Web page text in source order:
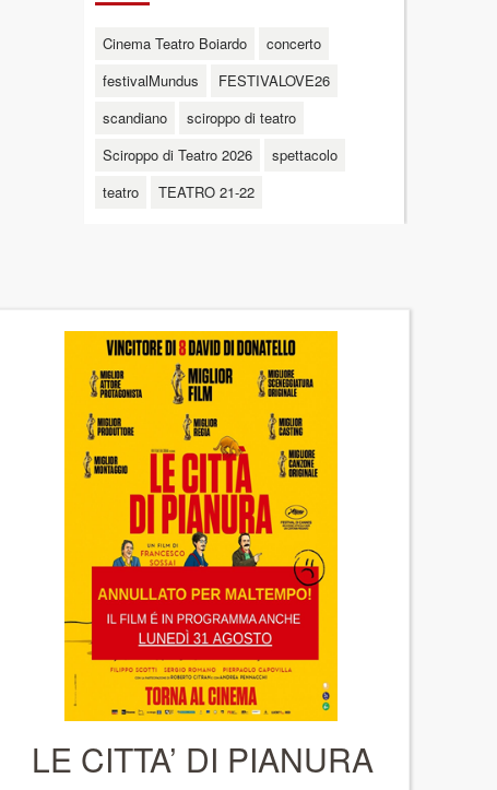
Cinema Teatro Boiardo
concerto
festivalMundus
FESTIVALOVE26
scandiano
sciroppo di teatro
Sciroppo di Teatro 2026
spettacolo
teatro
TEATRO 21-22
LE CITTA’ DI PIANURA